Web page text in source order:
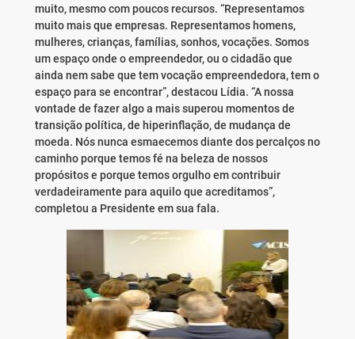
muito, mesmo com poucos recursos. “Representamos
muito mais que empresas. Representamos homens,
mulheres, crianças, famílias, sonhos, vocações. Somos
um espaço onde o empreendedor, ou o cidadão que
ainda nem sabe que tem vocação empreendedora, tem o
espaço para se encontrar”, destacou Lídia. “A nossa
vontade de fazer algo a mais superou momentos de
transição política, de hiperinflação, de mudança de
moeda. Nós nunca esmaecemos diante dos percalços no
caminho porque temos fé na beleza de nossos
propósitos e porque temos orgulho em contribuir
verdadeiramente para aquilo que acreditamos”,
completou a Presidente em sua fala.